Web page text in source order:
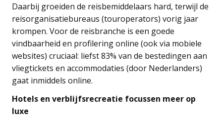
Daarbij groeiden de reisbemiddelaars hard, terwijl de
reisorganisatiebureaus (touroperators) vorig jaar
krompen. Voor de reisbranche is een goede
vindbaarheid en profilering online (ook via mobiele
websites) cruciaal: liefst 83% van de bestedingen aan
vliegtickets en accommodaties (door Nederlanders)
gaat inmiddels online.
Hotels en verblijfsrecreatie focussen meer op
luxe